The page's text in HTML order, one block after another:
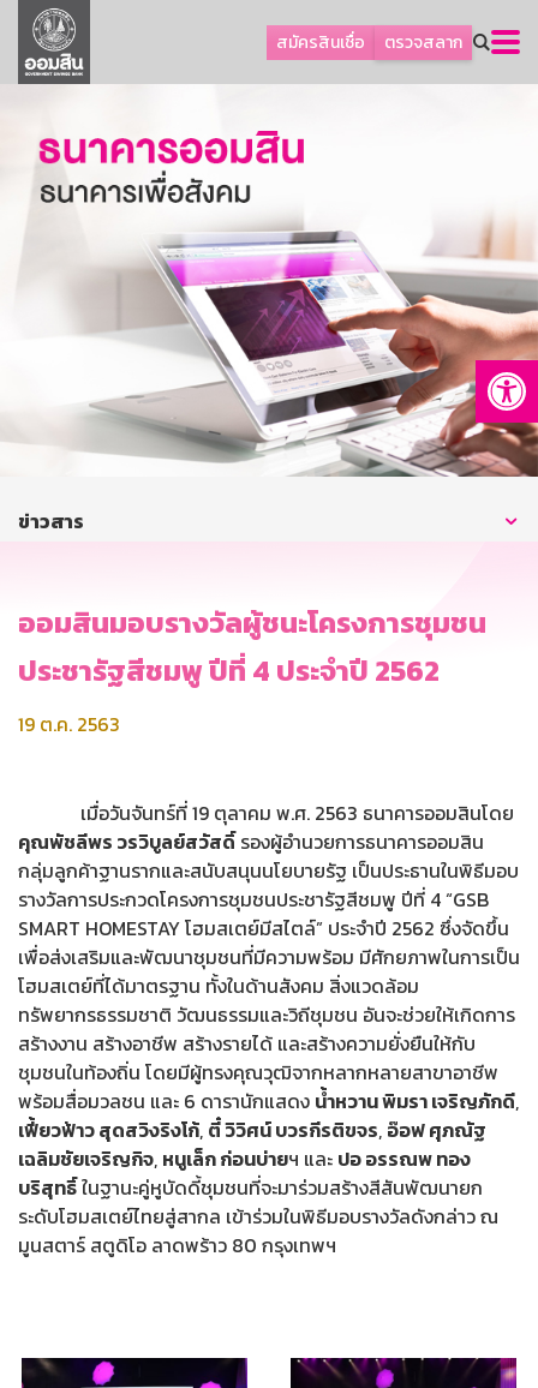
สมัครสินเชื่อ ตรวจสลาก
ลูกค้าธุรกิจ
ลูกค้าผู้ประกอบรายย่อย
ออมเพื่อสุข
เกี่ยวกับธนาคาร
การพัฒนาที่ยั่งยืน
บริการทางการเงิน
ติดต่อเรา
บริการออนไลน์
ข่าวสาร
ออมสินมอบรางวัลผู้ชนะโครงการชุมชน
ประชารัฐสีชมพู ปีที่ 4 ประจำปี 2562
19 ต.ค. 2563
เมื่อวันจันทร์ที่ 19 ตุลาคม พ.ศ. 2563 ธนาคารออมสินโดย
คุณพัชลีพร วรวิบูลย์สวัสดิ์รองผู้อำนวยการธนาคารออมสิน
กลุ่มลูกค้าฐานรากและสนับสนุนนโยบายรัฐ เป็นประธานในพิธีมอบ
รางวัลการประกวดโครงการชุมชนประชารัฐสีชมพู ปีที่ 4 “GSB
SMART HOMESTAY โฮมสเตย์มีสไตล์” ประจำปี 2562 ซึ่งจัดขึ้น
เพื่อส่งเสริมและพัฒนาชุมชนที่มีความพร้อม มีศักยภาพในการเป็น
โฮมสเตย์ที่ได้มาตรฐาน ทั้งในด้านสังคม สิ่งแวดล้อม
ทรัพยากรธรรมชาติ วัฒนธรรมและวิถีชุมชน อันจะช่วยให้เกิดการ
สร้างงาน สร้างอาชีพ สร้างรายได้ และสร้างความยั่งยืนให้กับ
ชุมชนในท้องถิ่น โดยมีผู้ทรงคุณวุฒิจากหลากหลายสาขาอาชีพ
พร้อมสื่อมวลชน และ 6 ดารานักแสดง น้ำหวาน พิมรา เจริญภักดี,
เฟี้ยวฟ้าว สุดสวิงริงโก้, ตี๋ วิวิศน์ บวรกีรติขจร, อ๊อฟ ศุภณัฐ
เฉลิมชัยเจริญกิจ, หนูเล็ก ก่อนบ่ายฯ และ ปอ อรรณพ ทอง
บริสุทธิ์ในฐานะคู่หูบัดดี้ชุมชนที่จะมาร่วมสร้างสีสันพัฒนายก
ระดับโฮมสเตย์ไทยสู่สากล เข้าร่วมในพิธีมอบรางวัลดังกล่าว ณ
มูนสตาร์ สตูดิโอ ลาดพร้าว 80 กรุงเทพฯ